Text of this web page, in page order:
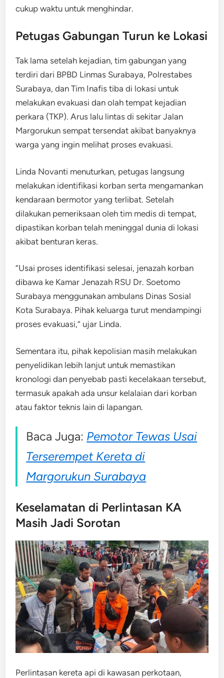
cukup waktu untuk menghindar.
Petugas Gabungan Turun ke Lokasi
Tak lama setelah kejadian, tim gabungan yang
terdiri dari BPBD Linmas Surabaya, Polrestabes
Surabaya, dan Tim Inafis tiba di lokasi untuk
melakukan evakuasi dan olah tempat kejadian
perkara (TKP). Arus lalu lintas di sekitar Jalan
Margorukun sempat tersendat akibat banyaknya
warga yang ingin melihat proses evakuasi.
Linda Novanti menuturkan, petugas langsung
melakukan identifikasi korban serta mengamankan
kendaraan bermotor yang terlibat. Setelah
dilakukan pemeriksaan oleh tim medis di tempat,
dipastikan korban telah meninggal dunia di lokasi
akibat benturan keras.
“Usai proses identifikasi selesai, jenazah korban
dibawa ke Kamar Jenazah RSU Dr. Soetomo
Surabaya menggunakan ambulans Dinas Sosial
Kota Surabaya. Pihak keluarga turut mendampingi
proses evakuasi,” ujar Linda.
Sementara itu, pihak kepolisian masih melakukan
penyelidikan lebih lanjut untuk memastikan
kronologi dan penyebab pasti kecelakaan tersebut,
termasuk apakah ada unsur kelalaian dari korban
atau faktor teknis lain di lapangan.
Baca Juga: Pemotor Tewas Usai
Terserempet Kereta di
Margorukun Surabaya
Keselamatan di Perlintasan KA
Masih Jadi Sorotan
Perlintasan kereta api di kawasan perkotaan,